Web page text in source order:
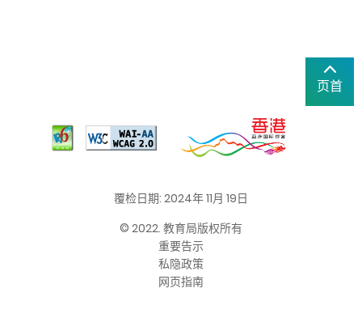
页首
覆检日期: 2024年 11月 19日
© 2022. 教育局版权所有
重要告示
私隐政策
网页指南